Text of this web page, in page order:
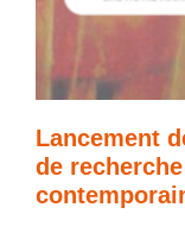
Lancement
de